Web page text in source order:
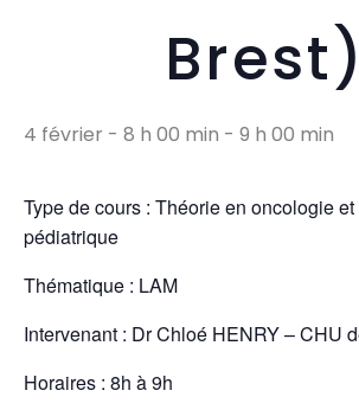
Brest)
4 février - 8 h 00 min - 9 h 00 min
Type de cours : Théorie en oncologie et
pédiatrique
Thématique : LAM
Intervenant : Dr Chloé HENRY – CHU
Horaires : 8h à 9h